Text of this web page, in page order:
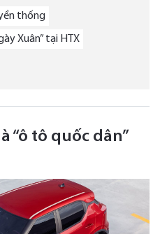
thống
Xuân” tại HTX
“ô tô quốc dân”